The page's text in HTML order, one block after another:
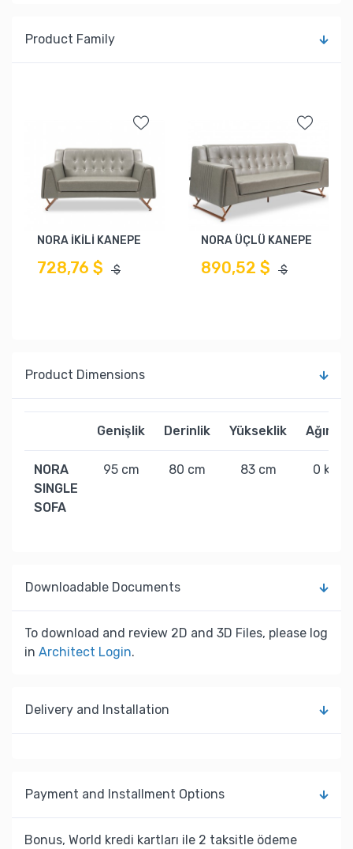
Product Family
NORA İKİLİ KANEPE
728,76 $ $
NORA ÜÇLÜ KANEPE
890,52 $ $
Product Dimensions
Genişlik Derinlik Yükseklik Ağırlık
NORA
SINGLE
SOFA
95 cm 80 cm 83 cm 0 kg
Downloadable Documents
To download and review 2D and 3D Files, please log
in Architect Login.
Delivery and Installation
Payment and Installment Options
Bonus, World kredi kartları ile 2 taksitle ödeme